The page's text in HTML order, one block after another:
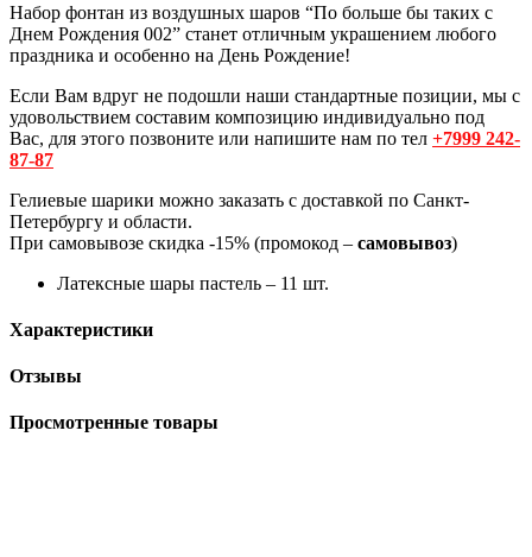
Набор фонтан из воздушных шаров “По больше бы таких с
Днем Рождения 002” станет отличным украшением любого
праздника и особенно на День Рождение!
Если Вам вдруг не подошли наши стандартные позиции, мы с
удовольствием составим композицию индивидуально под
Вас, для этого позвоните или напишите нам по тел +7999 242-
87-87
Гелиевые шарики можно заказать с доставкой по Санкт-
Петербургу и области.
При самовывозе скидка -15% (промокод – самовывоз)
Латексные шары пастель – 11 шт.
Характеристики
Отзывы
Просмотренные товары